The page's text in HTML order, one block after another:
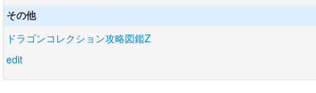
その他
ドラゴンコレクション攻略図鑑Z
edit